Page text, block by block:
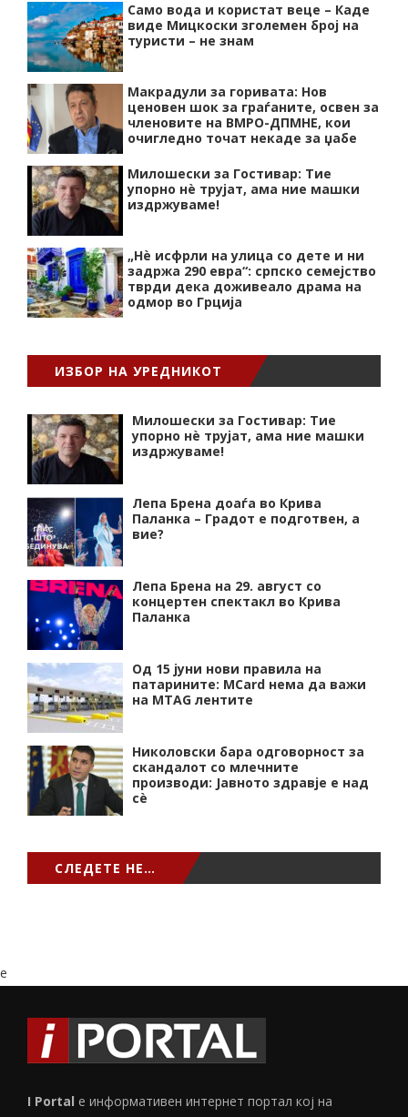
Само вода и користат веце – Каде
виде Мицкоски зголемен број на
туристи – не знам
Макрадули за горивата: Нов
ценовен шок за граѓаните, освен за
членовите на ВМРО-ДПМНЕ, кои
очигледно точат некаде за џабе
Милошески за Гостивар: Тие
упорно нѐ трујат, ама ние машки
издржуваме!
„Нѐ исфрли на улица со дете и ни
задржа 290 евра“: српско семејство
тврди дека доживеало драма на
одмор во Грција
ИЗБОР НА УРЕДНИКОТ
Милошески за Гостивар: Тие
упорно нѐ трујат, ама ние машки
издржуваме!
Лепа Брена доаѓа во Крива
Паланка – Градот е подготвен, а
вие?
Лепа Брена на 29. август со
концертен спектакл во Крива
Паланка
Од 15 јуни нови правила на
патарините: MCard нема да важи
на MTAG лентите
Николовски бара одговорност за
скандалот со млечните
производи: Јавното здравје е над
сѐ
СЛЕДЕТЕ НЕ…
e
I Portal е информативен интернет портал кој на